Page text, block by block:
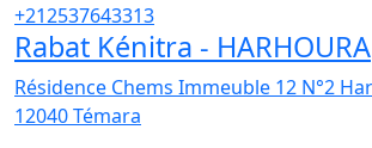
+212537643313
Rabat Kénitra - HARHOURA
Résidence Chems Immeuble 12 N°2
12040Témara